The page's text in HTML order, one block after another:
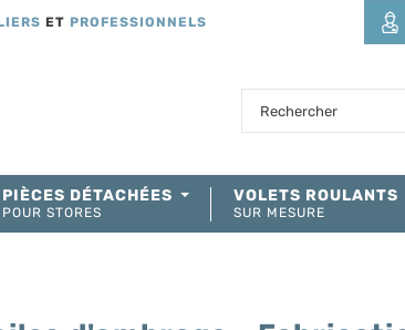
ET PROFESSIONNELS
PIÈCES DÉTACHÉES
POUR STORES
VOLETS ROULANTS
SUR MESURE